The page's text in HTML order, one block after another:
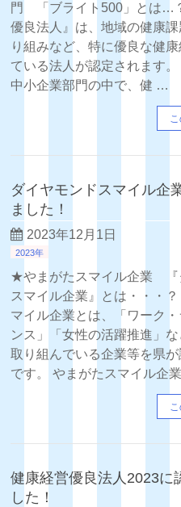
門 「ブライト500」とは…
優良法人』は、地域の健康
り組みなど、特に優良な健
ている法人が認定されます
中小企業部門の中で、健 …
ダイヤモンドスマイル企
ました！
2023年12月1日
2023年
★やまがたスマイル企業 『
スマイル企業』とは・・・？
マイル企業とは、「ワーク
ンス」「女性の活躍推進」
取り組んでいる企業等を県
です。 やまがたスマイル企
健康経営優良法人2023に
した！